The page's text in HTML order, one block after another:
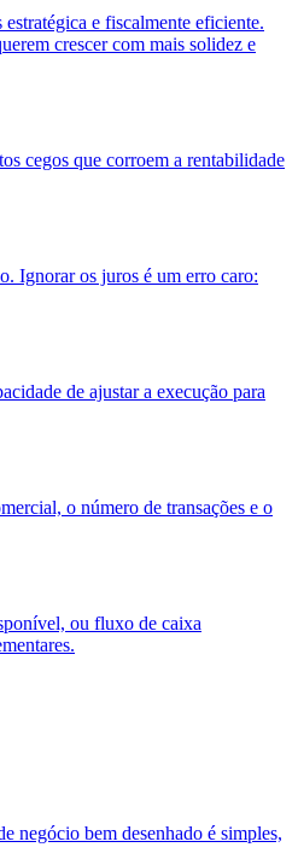
e fiscalmente eficiente.
crescer com mais solidez e
cegos que corroem a rentabilidade
Ignorar os juros é um erro caro:
de ajustar a execução para
o número de transações e o
ou fluxo de caixa
negócio bem desenhado é simples,